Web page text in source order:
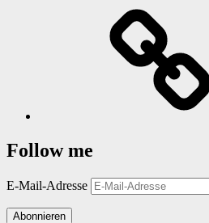
Follow me
E-Mail-Adresse
Abonnieren